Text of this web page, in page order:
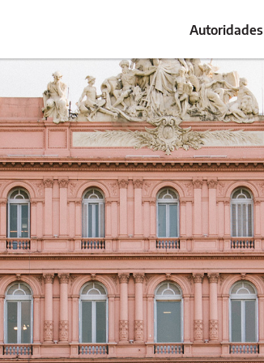
Autoridades